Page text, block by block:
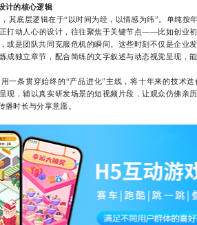
计的核心逻辑
底层逻辑在于“以时间为经，以情感为纬”。单纯按
打动人心的设计，往往聚焦于关键节点——比如创业
或是团队共同克服危机的瞬间。这些时刻不仅是企业
成独立章节，配合简练的文字叙述与动态视觉呈现，
条贯穿始终的“产品进化”主线，将十年来的技术迭
现，辅以真实研发场景的短视频片段，让观众仿佛亲
播时长与分享意愿。